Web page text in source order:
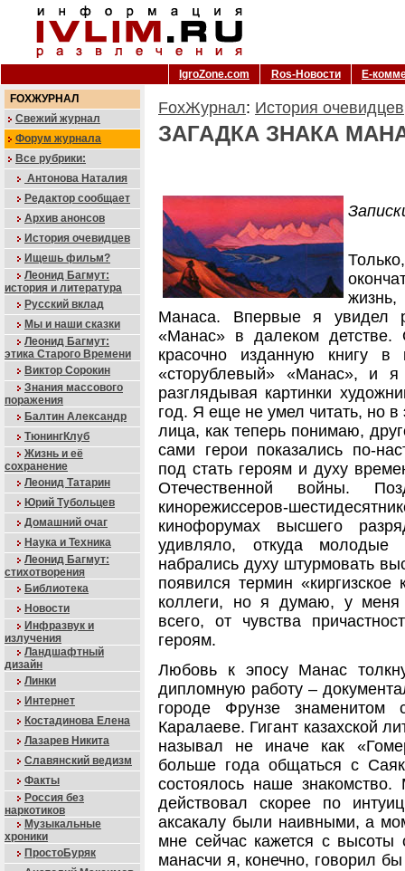
IgroZone.com Ros-Новости
Е-
FOXЖУРНАЛ
Свежий журнал
Форум журнала
Все рубрики:
Антонова Наталия
Редактор сообщает
Архив анонсов
История очевидцев
Ищешь фильм?
Леонид Багмут:
история и литература
Русский вклад
Мы и наши сказки
Леонид Багмут:
этика Старого Времени
Виктор Сорокин
Знания массового
поражения
Балтин Александр
ТюнингКлуб
Жизнь и её
сохранение
Леонид Татарин
Юрий Тубольцев
Домашний очаг
Наука и Техника
Леонид Багмут:
стихотворения
Библиотека
Новости
Инфразвук и
излучения
Ландшафтный
дизайн
Линки
Интернет
Костадинова Елена
Лазарев Никита
Славянский ведизм
Факты
Россия без
наркотиков
Музыкальные
хроники
ПростоБуряк
FoxЖурнал: История очевидцев
ЗАГАДКА ЗНАКА
Манаса. Впервые я увидел
«Манас» в далеком детстве.
красочно изданную книгу в
«сторублевый» «Манас», и
разглядывая картинки
год. Я еще не умел читать, но в
лица, как теперь понимаю,
сами герои показались по-
под стать героям и духу
Отечественной войны.
кинорежиссеров-
кинофорумах высшего
удивляло, откуда молодые
набрались духу штурмовать
появился термин
коллеги, но я думаю, у меня
всего, от чувства
героям.
Любовь к эпосу Манас
дипломную работу –
городе Фрунзе знаменитом
Каралаеве. Гигант казахской
называл не иначе как
больше года общаться с
состоялось наше
действовал скорее по
аксакалу были наивными, а
мне сейчас кажется с высоты
манасчи я, конечно, говорил